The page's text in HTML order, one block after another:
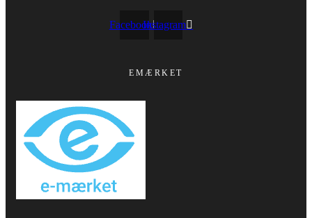
FacebookInstagram
EMÆRKET